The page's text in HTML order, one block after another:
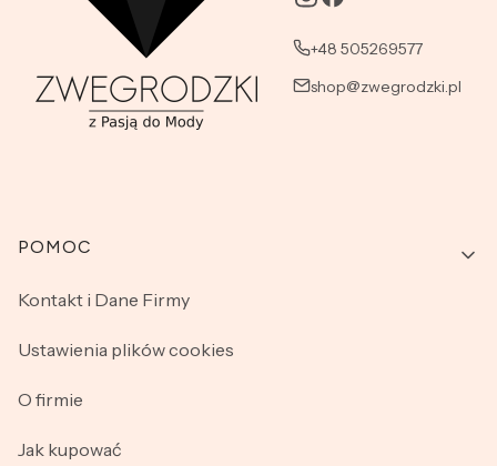
+48 505269577
shop@zwegrodzki.pl
Linki w stopce
POMOC
Kontakt i Dane Firmy
Ustawienia plików cookies
O firmie
Jak kupować